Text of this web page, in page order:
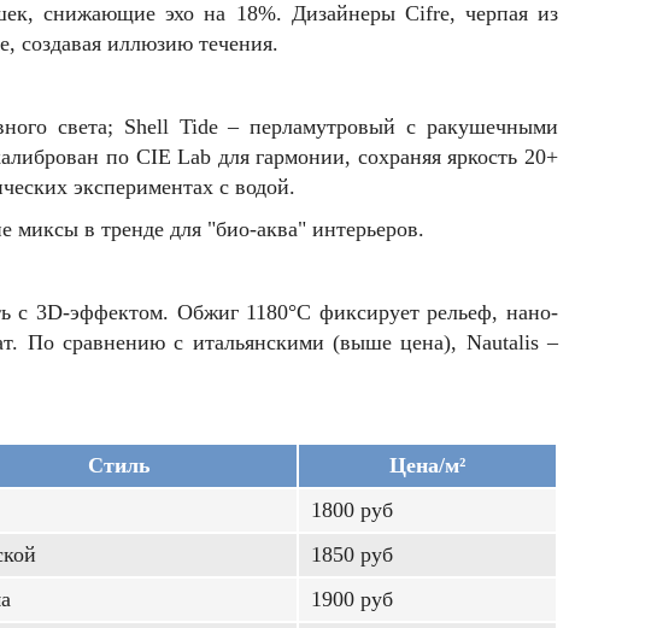
снижающие эхо на 18%. Дизайнеры Cifre, черпая из
создавая иллюзию течения.
света; Shell Tide – перламутровый с ракушечными
по CIE Lab для гармонии, сохраняя яркость 20+
экспериментах с водой.
миксы в тренде для "био-аква" интерьеров.
с 3D-эффектом. Обжиг 1180°C фиксирует рельеф, нано-
По сравнению с итальянскими (выше цена), Nautalis –
Стиль
Цена/м²
1800 руб
1850 руб
1900 руб